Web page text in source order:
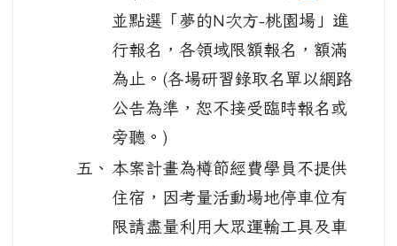
並點選「夢的N次方-桃園場」進
行報名，各領域限額報名，額滿
為止。(各場研習錄取名單以網路
公告為準，恕不接受臨時報名或
旁聽。)
五、 本案計畫為樽節經費學員不提供
住宿，因考量活動場地停車位有
限請盡量利用大眾運輸工具及車